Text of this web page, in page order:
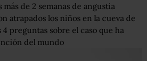
de 2 semanas de angustia
atrapados los niños en la cueva de
preguntas sobre el caso que ha
del mundo